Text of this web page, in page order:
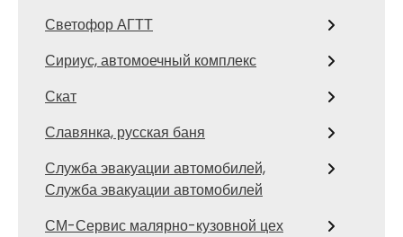
Светофор АГТТ
Сириус, автомоечный комплекс
Скат
Славянка, русская баня
Служба эвакуации автомобилей,
Служба эвакуации автомобилей
СМ-Сервис малярно-кузовной цех